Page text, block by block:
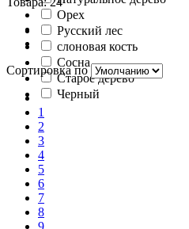
Орех
Русский лес
слоновая кость
Сосна
Старое дерево
Черный
Сортировка по
1
2
3
4
5
6
7
8
9